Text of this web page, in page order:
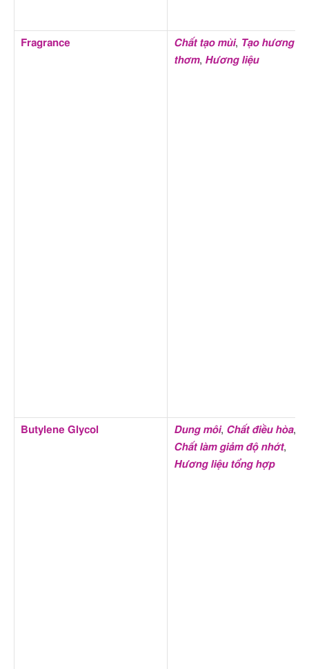
Fragrance Chất tạo mùi, Tạo hương
thơm, Hương liệu
Butylene Glycol Dung môi, Chất điều hòa,
Chất làm giảm độ nhớt,
Hương liệu tổng hợp